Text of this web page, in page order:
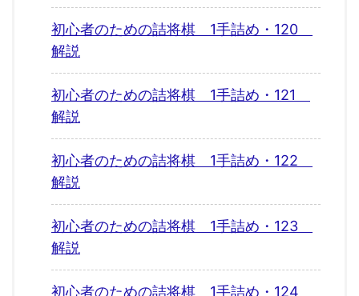
初心者のための詰将棋 1手詰め・120
解説
初心者のための詰将棋 1手詰め・121
解説
初心者のための詰将棋 1手詰め・122
解説
初心者のための詰将棋 1手詰め・123
解説
初心者のための詰将棋 1手詰め・124